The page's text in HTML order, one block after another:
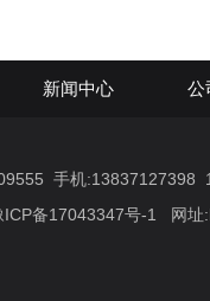
新闻中心 公
手机:13837127398
ICP备17043347号-1 网址: